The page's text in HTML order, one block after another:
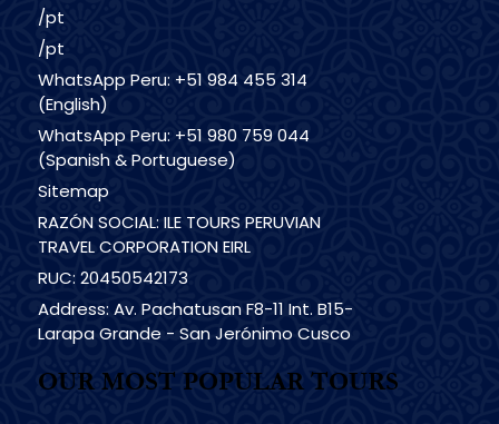
/pt
/pt
WhatsApp Peru: +51 984 455 314
(English)
WhatsApp Peru: +51 980 759 044
(Spanish & Portuguese)
Sitemap
RAZÓN SOCIAL: ILE TOURS PERUVIAN
TRAVEL CORPORATION EIRL
RUC: 20450542173
Address: Av. Pachatusan F8-11 Int. B15-
Larapa Grande - San Jerónimo Cusco
OUR MOST POPULAR TOURS